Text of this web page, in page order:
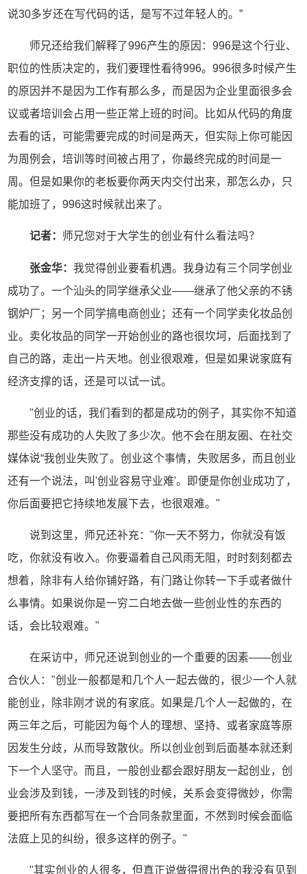
说30多岁还在写代码的话，是写不过年轻人的。”
师兄还给我们解释了996产生的原因：996是这个行业、
职位的性质决定的，我们要理性看待996。996很多时候产生
的原因并不是因为工作有那么多，而是因为企业里面很多会
议或者培训会占用一些正常上班的时间。比如从代码的角度
去看的话，可能需要完成的时间是两天，但实际上你可能因
为周例会，培训等时间被占用了，你最终完成的时间是一
周。但是如果你的老板要你两天内交付出来，那怎么办，只
能加班了，996这时候就出来了。
记者： 师兄您对于大学生的创业有什么看法吗？
张金华： 我觉得创业要看机遇。我身边有三个同学创业
成功了。一个汕头的同学继承父业——继承了他父亲的不锈
钢炉厂；另一个同学搞电商创业；还有一个同学卖化妆品创
业。卖化妆品的同学一开始创业的路也很坎坷，后面找到了
自己的路，走出一片天地。创业很艰难，但是如果说家庭有
经济支撑的话，还是可以试一试。
"创业的话，我们看到的都是成功的例子，其实你不知道
那些没有成功的人失败了多少次。他不会在朋友圈、在社交
媒体说“我创业失败了。创业这个事情，失败居多，而且创业
还有一个说法，叫'创业容易守业难'。即便是你创业成功了，
你后面要把它持续地发展下去，也很艰难。"
说到这里，师兄还补充："你一天不努力，你就没有饭
吃，你就没有收入。你要逼着自己风雨无阻，时时刻刻都去
想着，除非有人给你铺好路，有门路让你转一下手或者做什
么事情。如果说你是一穷二白地去做一些创业性的东西的
话，会比较艰难。"
在采访中，师兄还说到创业的一个重要的因素——创业
合伙人："创业一般都是和几个人一起去做的，很少一个人就
能创业，除非刚才说的有家底。如果是几个人一起做的，在
两三年之后，可能因为每个人的理想、坚持、或者家庭等原
因发生分歧，从而导致散伙。所以创业创到后面基本就还剩
下一个人坚守。而且，一般创业都会跟好朋友一起创业，创
业会涉及到钱，一涉及到钱的时候，关系会变得微妙，你需
要把所有东西都写在一个合同条款里面，不然到时候会面临
法庭上见的纠纷，很多这样的例子。"
"其实创业的人很多，但真正说做得很出色的我没有见到